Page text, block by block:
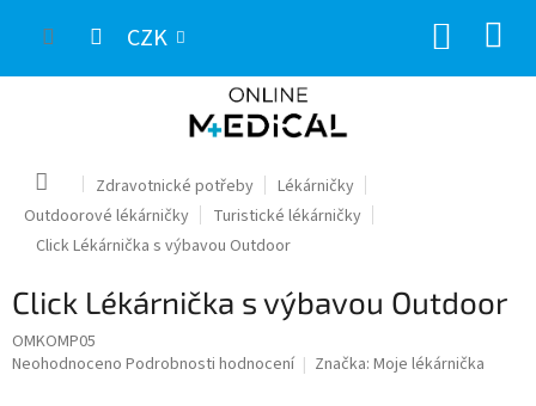
CZK
Domů Zdravotnické potřeby
Lékárničky
Outdoorové lékárničky
Turistické lékárničky
Click Lékárnička s výbavou Outdoor
Click Lékárnička s výbavou Outdoor
OMKOMP05
Průměrné
Neohodnoceno Podrobnosti hodnocení Značka: Moje lékárnička